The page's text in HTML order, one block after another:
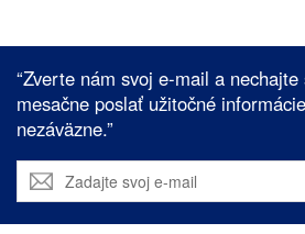
“Zverte nám svoj e-mail a
mesačne poslať užitočné
nezáväzne.”